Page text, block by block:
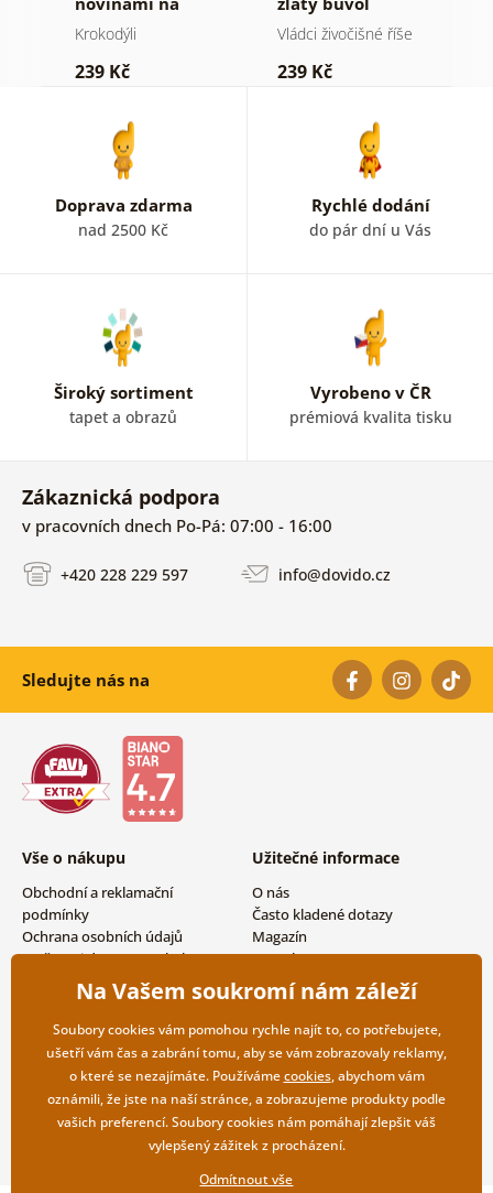
záchodě
Krokodýli
239 Kč
Vládci živočišné říše
239 Kč
Doprava zdarma
nad 2500 Kč
Rychlé dodání
do pár dní u Vás
Široký sortiment
tapet a obrazů
Vyrobeno v ČR
prémiová kvalita tisku
Zákaznická podpora
v pracovních dnech Po-Pá: 07:00 - 16:00
+420 228 229 597 info@dovido.cz
Sledujte nás na
Vše o nákupu
Obchodní a reklamační
podmínky
Ochrana osobních údajů
Možnosti dopravy a platby
Vrácení zboží
Užitečné informace
O nás
Často kladené dotazy
Magazín
Kontakty
Velkoobchodní spolupráce
Na Vašem soukromí nám záleží
Soubory cookies vám pomohou rychle najít to, co potřebujete,
ušetří vám čas a zabrání tomu, aby se vám zobrazovaly reklamy,
o které se nezajímáte. Používámecookies, abychom vám
oznámili, že jste na naší stránce, a zobrazujeme produkty podle
vašich preferencí. Soubory cookies nám pomáhají zlepšit váš
vylepšený zážitek z procházení.
Odmítnout vše